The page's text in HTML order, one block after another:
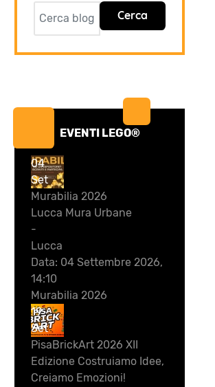
Cerca
EVENTI LEGO®
04
Set
Murabilia 2026
Lucca Mura Urbane
-
Lucca
Data: 04 Settembre 2026,
14:10
Murabilia 2026
19
Set
PisaBrickArt 2026 XII
Edizione Costruiamo Idee,
Creiamo Emozioni!